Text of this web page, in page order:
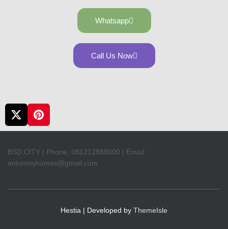
Whatsapp
Call Us Now
BSD CITY | Phone: 081212888000 | Email:
antonmyhomes@gmail.com
Hestia | Developed by ThemeIsle